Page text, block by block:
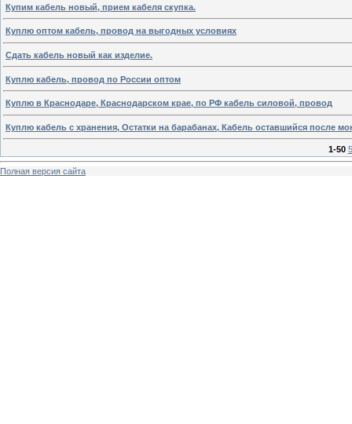
Купим кабель новый, прием кабеля скупка.
Куплю оптом кабель, провод на выгодных условиях
Cдать кабель новый как изделие.
Куплю кабель, провод по России оптом
Куплю в Краснодаре, Краснодарском крае, по РФ кабель силовой, провод
Куплю кабель с хранения, Остатки на барабанах, Кабель оставшийся после
1-50
Полная версия сайта